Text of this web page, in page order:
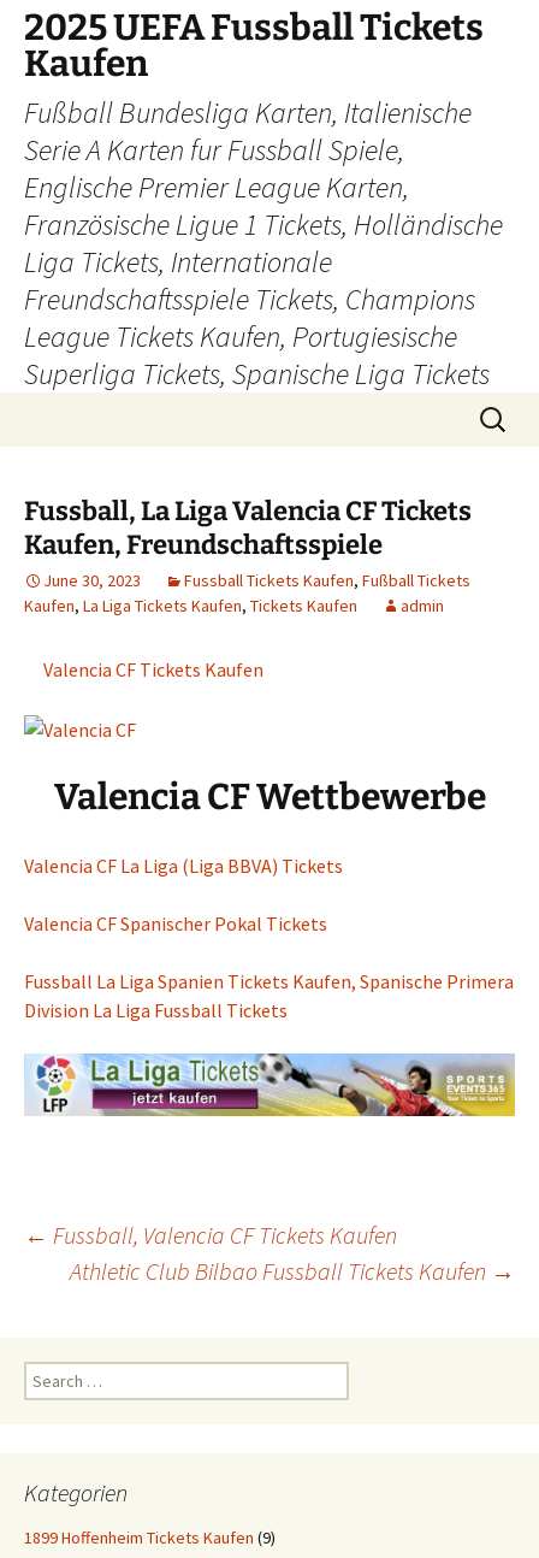
Skip
content
2025 UEFA Fussball Tickets
Kaufen
Fußball Bundesliga Karten, Italienische
Serie A Karten fur Fussball Spiele,
Englische Premier League Karten,
Französische Ligue 1 Tickets, Holländische
Liga Tickets, Internationale
Freundschaftsspiele Tickets, Champions
League Tickets Kaufen, Portugiesische
Superliga Tickets, Spanische Liga Tickets
Search
for:
Fussball, La Liga Valencia CF Tickets
Kaufen, Freundschaftsspiele
June 30, 2023 Fussball Tickets Kaufen, Fußball Tickets
Kaufen, La Liga Tickets Kaufen, Tickets Kaufen admin
Valencia CF Tickets Kaufen
Valencia CF Wettbewerbe
Valencia CF La Liga (Liga BBVA) Tickets
Valencia CF Spanischer Pokal Tickets
Fussball La Liga Spanien Tickets Kaufen, Spanische Primera
Division La Liga Fussball Tickets
Post
← Fussball, Valencia CF Tickets Kaufen
Athletic Club Bilbao Fussball Tickets Kaufen →
Search
for:
Kategorien
1899 Hoffenheim Tickets Kaufen (9)